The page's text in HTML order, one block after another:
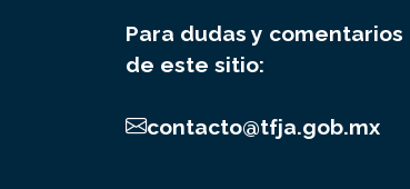
Para dudas y comentarios
de este sitio:
contacto@tfja.gob.mx